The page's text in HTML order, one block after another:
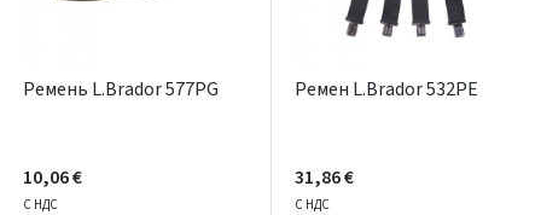
Ремень L.Brador 577PG
10,06 €
С НДС
Ремен L.Brador 532PE
31,86 €
С НДС
Dar neturite paskyros? Registruokites